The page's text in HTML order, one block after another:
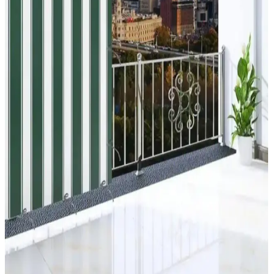
Balkon sehpa modelleri hakkında mevcut bilgiler yetersiz. Ürün
detayları ve modeller için uzman kaynakların incelenmesi gerekiyor.
Mevcut veriler kapsamlı analiz için yeterli değil.
Boss Concept Mutfak ve Balkon Masası ile Sandalye
Takımı Değerlendirmesi ve Kullanıcı Yorumları
Boss Concept tarafından tasarlanan mutfak ve balkon masası ile
sandalye takımı, modern görünüm ve dayanıklılık özellikleriyle öne
çıkıyor. Ancak, malzeme kalitesi ve montaj sorunları kullanıcı
yorumlarında öne çıkan noktalar arasında yer alıyor.
Serin Home Collection Beyaz Katlanabilir Plise
Perde: Modern ve Pratik Çözüm İçin Uygun
Serin Home Collection'un beyaz katlanabilir plise perde, estetik ve
fonksiyonelliği bir arada sunar. Kolay montajı ve dayanıklı polyester
kumaşıyla iç ve dış mekanlarda şıklık ve mahremiyet sağlar.
Retodesign 3'lü Metal Siyah Yuvarlak Çiçeklik Seti
Modern ve Dayanıklı Dekorasyon Çözümü